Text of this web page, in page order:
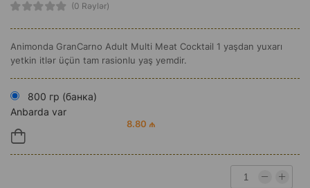
(0 Rəylər)
Animonda GranCarno Adult Multi Meat Cocktail 1 yaşdan yuxarı
yetkin itlər üçün tam rasionlu yaş yemdir.
800 гр (банка)
Anbarda var
8.80 ₼